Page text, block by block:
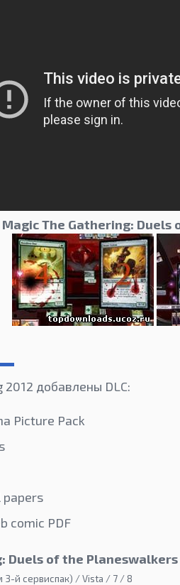
The Gathering: Duels
добавлены DLC:
Picture Pack
papers
comic PDF
Duels of the Planeswalkers
й сервиспак) / Vista / 7 / 8